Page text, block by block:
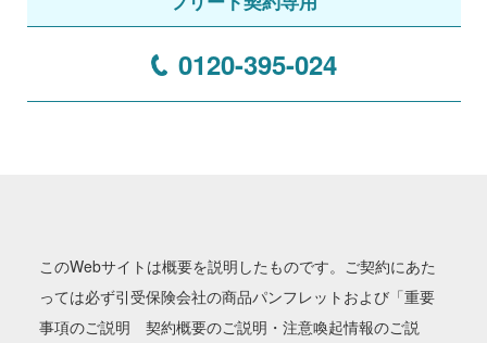
0120-395-024
このWebサイトは概要を説明したものです。ご契約にあた
っては必ず引受保険会社の商品パンフレットおよび「重要
事項のご説明 契約概要のご説明・注意喚起情報のご説